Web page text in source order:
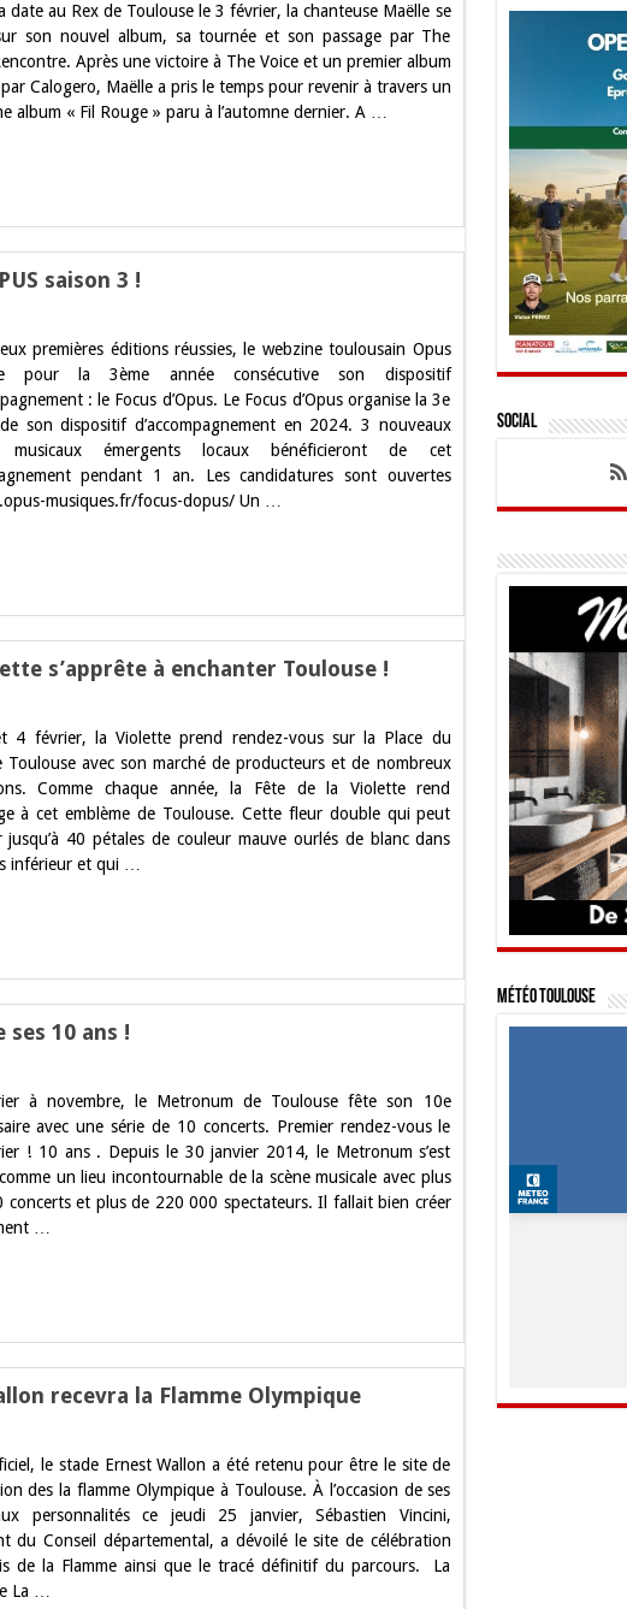
date au Rex de Toulouse le 3 février, la chanteuse Maëlle se
son nouvel album, sa tournée et son passage par The
Après une victoire à The Voice et un premier album
Calogero, Maëlle a pris le temps pour revenir à travers un
album « Fil Rouge » paru à l’automne dernier. A …
saison 3 !
premières éditions réussies, le webzine toulousain Opus
pour la 3ème année consécutive son dispositif
: le Focus d’Opus. Le Focus d’Opus organise la 3e
son dispositif d’accompagnement en 2024. 3 nouveaux
musicaux émergents locaux bénéficieront de cet
pendant 1 an. Les candidatures sont ouvertes
musiques.fr/focus-dopus/ Un …
s’apprête à enchanter Toulouse !
4 février, la Violette prend rendez-vous sur la Place du
Toulouse avec son marché de producteurs et de nombreux
Comme chaque année, la Fête de la Violette rend
à cet emblème de Toulouse. Cette fleur double qui peut
jusqu’à 40 pétales de couleur mauve ourlés de blanc dans
inférieur et qui …
10 ans !
à novembre, le Metronum de Toulouse fête son 10e
avec une série de 10 concerts. Premier rendez-vous le
! 10 ans . Depuis le 30 janvier 2014, le Metronum s’est
un lieu incontournable de la scène musicale avec plus
concerts et plus de 220 000 spectateurs. Il fallait bien créer
…
recevra la Flamme Olympique
le stade Ernest Wallon a été retenu pour être le site de
des la flamme Olympique à Toulouse. À l’occasion de ses
personnalités ce jeudi 25 janvier, Sébastien Vincini,
du Conseil départemental, a dévoilé le site de célébration
de la Flamme ainsi que le tracé définitif du parcours. La
La …
Social
Météo Toulouse